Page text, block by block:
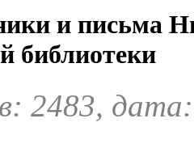
и письма
библиотеки
2483,